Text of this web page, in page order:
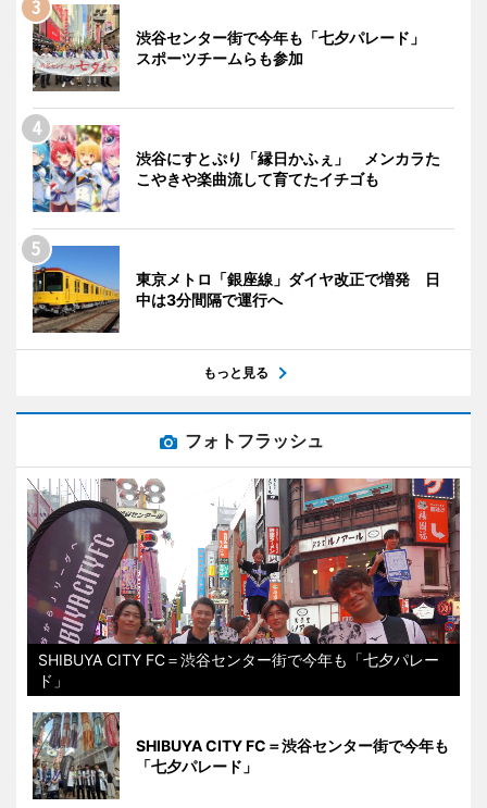
渋谷センター街で今年も「七夕パレード」
スポーツチームらも参加
渋谷にすとぷり「縁日かふぇ」 メンカラた
こやきや楽曲流して育てたイチゴも
東京メトロ「銀座線」ダイヤ改正で増発 日
中は3分間隔で運行へ
もっと見る
フォトフラッシュ
SHIBUYA CITY FC＝渋谷センター街で今年も「七夕パレー
ド」
SHIBUYA CITY FC＝渋谷センター街で今年も
「七夕パレード」